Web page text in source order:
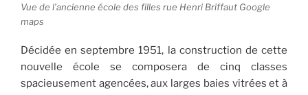
Vue de l’ancienne école des filles rue Henri Briffaut Google
maps
Décidée en septembre 1951, la construction de cette
nouvelle école se composera de cinq classes
spacieusement agencées, aux larges baies vitrées et à